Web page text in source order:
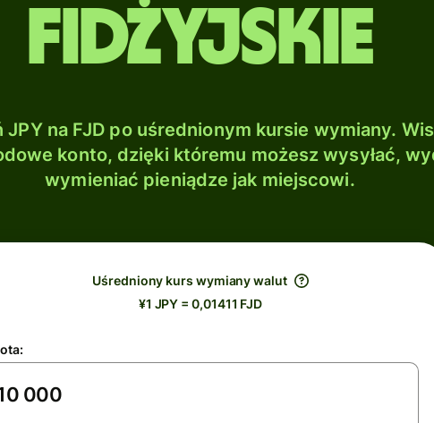
fidżyjskie
JPY na FJD po uśrednionym kursie wymiany.
konto, dzięki któremu możesz wysyłać,
wymieniać pieniądze jak miejscowi.
Uśredniony kurs wymiany walut
¥1 JPY = 0,01411 FJD